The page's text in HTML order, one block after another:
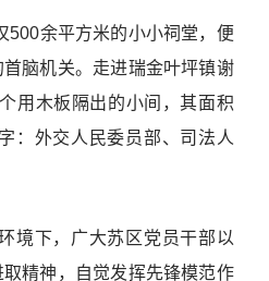
余平方米的小小祠堂，便
首脑机关。走进瑞金叶坪镇谢
用木板隔出的小间，其面积
：外交人民委员部、司法人
下，广大苏区党员干部以
取精神，自觉发挥先锋模范作